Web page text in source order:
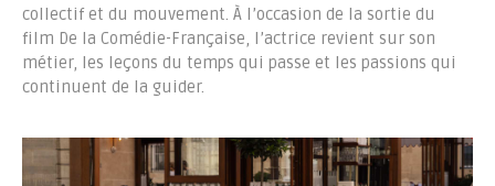
collectif et du mouvement. À l’occasion de la sortie du
film De la Comédie-Française, l’actrice revient sur son
métier, les leçons du temps qui passe et les passions qui
continuent de la guider.